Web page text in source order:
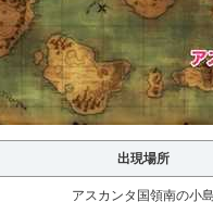
出現場所
アスカンタ国領南の小